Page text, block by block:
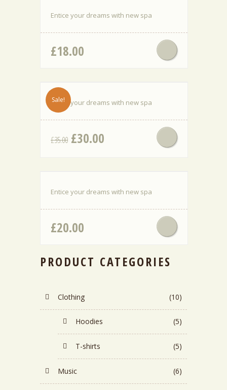
PRODUCT CATEGORIES
Clothing (10)
Hoodies (5)
T-shirts (5)
Music (6)
Entice your dreams with new spa
£18.00
Sale!
Entice your dreams with new spa
£35.00 El
£35.00.
£30.00
£30.00.
Entice your dreams with new spa
£20.00